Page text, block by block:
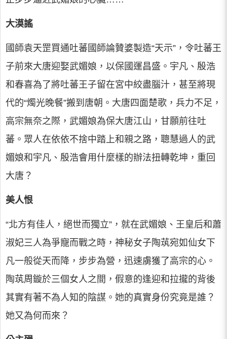
大漠謠
國師袁天罡買通吐蕃國師論贊婆製造“天示”，令吐蕃王
子前來大唐迎娶武媚娘，以保國運昌盛。宇凡、殷浩
和春喜為了將吐蕃王子留在宮中絞盡腦汁，甚至將現
代的“燭光晚餐”搬到唐朝。大唐四面楚歌，兵力不足，
高宗無奈之際，武媚娘為保大唐江山，甘願前往吐
蕃。眾人在依依不捨中踏上和親之路，聰慧過人的武
媚娘和宇凡、殷浩會用什麼樣的辦法扭轉乾坤，重回
大唐？
美人恨
“北方有佳人，絕世而獨立”，就在武媚娘、王皇后和蕭
淑妃三人為爭寵而戰之時，神秘女子陶茿宛如仙女下
凡一般從天而降，步步為營，迅速虜獲了高宗的心。
陶茿周鏇於三個女人之間，假意的逢迎和拉攏的背後
其實有著不為人知的陰謀。她的真實身份究竟是誰？
她又為何而來？